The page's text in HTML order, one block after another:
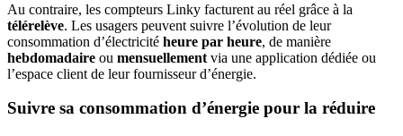
Au contraire, les compteurs Linky facturent au réel grâce à la
télérelève. Les usagers peuvent suivre l’évolution de leur
consommation d’électricité heure par heure, de manière
hebdomadaire ou mensuellement via une application dédiée ou
l’espace client de leur fournisseur d’énergie.
Suivre sa consommation d’énergie pour la réduire